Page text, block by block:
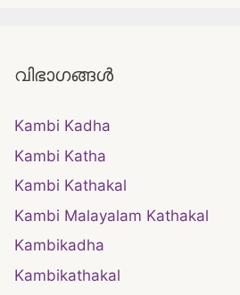
വിഭാഗങ്ങൾ
Kambi Kadha
Kambi Katha
Kambi Kathakal
Kambi Malayalam Kathakal
Kambikadha
Kambikathakal